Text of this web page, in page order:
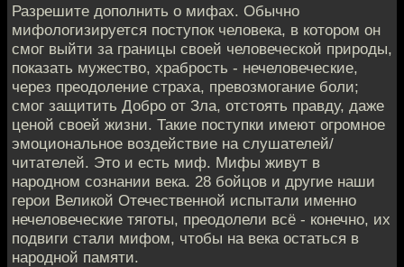
Разрешите дополнить о мифах. Обычно
мифологизируется поступок человека, в котором он
смог выйти за границы своей человеческой природы,
показать мужество, храбрость - нечеловеческие,
через преодоление страха, превозмогание боли;
смог защитить Добро от Зла, отстоять правду, даже
ценой своей жизни. Такие поступки имеют огромное
эмоциональное воздействие на слушателей/
читателей. Это и есть миф. Мифы живут в
народном сознании века. 28 бойцов и другие наши
герои Великой Отечественной испытали именно
нечеловеческие тяготы, преодолели всё - конечно, их
подвиги стали мифом, чтобы на века остаться в
народной памяти.